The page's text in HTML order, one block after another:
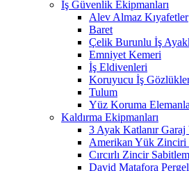
İş Güvenlik Ekipmanları
Alev Almaz Kıyafetler
Baret
Çelik Burunlu İş
Emniyet Kemeri
İş Eldivenleri
Koruyucu İş
Tulum
Yüz Koruma
Kaldırma Ekipmanları
3 Ayak Katlanır
Amerikan Yük Zinciri
Cırcırlı Zincir
David Matafora